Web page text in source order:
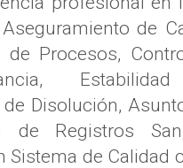
de
Procesos,
Disolución,
de Registros
Sistema de Calidad